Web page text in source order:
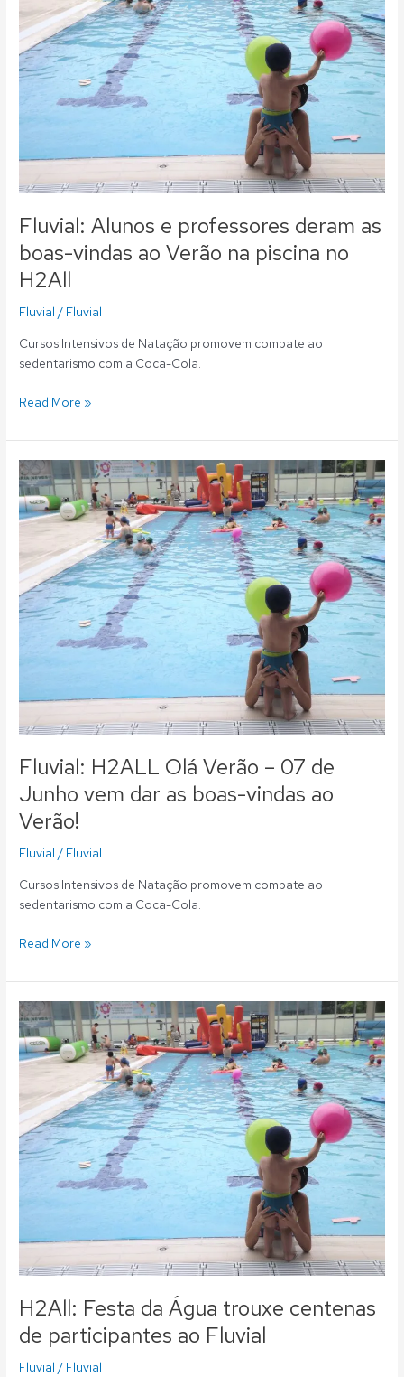
Fluvial: Alunos e professores deram as
boas-vindas ao Verão na piscina no
H2All
Fluvial / Fluvial
Cursos Intensivos de Natação promovem combate ao
sedentarismo com a Coca-Cola.
deram
as
boas-
vindas
ao
no
H2All
Read More »
Fluvial: H2ALL Olá Verão – 07 de
Junho vem dar as boas-vindas ao
Verão!
Fluvial / Fluvial
Cursos Intensivos de Natação promovem combate ao
sedentarismo com a Coca-Cola.
Fluvial:
H2ALL
Olá
Verão
07
de
Junho
vem
vindas
ao
Read More »
H2All: Festa da Água trouxe centenas
de participantes ao Fluvial
Fluvial / Fluvial
H2All:
Festa
da
Água
trouxe
centenas
de
participantes
ao